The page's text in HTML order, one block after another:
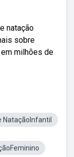
natação
sobre
milhões de
NataçãoInfantil